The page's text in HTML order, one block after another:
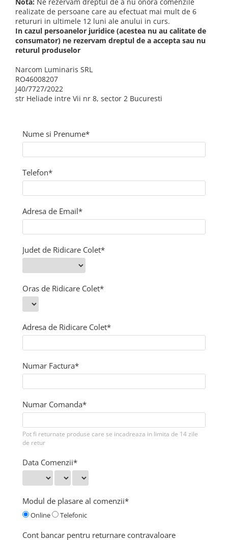
realizate de persoane care au efectuat mai mult de 6
retururi in ultimele 12 luni ale anului in curs.
In cazul persoanelor juridice (acestea nu au calitate de
consumator) ne rezervam dreptul de a accepta sau nu
returul produselor
Narcom Luminaris SRL
RO46008207
J40/7727/2022
str Heliade intre Vii nr 8, sector 2 Bucuresti
Nume si Prenume*
Telefon*
Adresa de Email*
Judet de Ridicare Colet*
Oras de Ridicare Colet*
Adresa de Ridicare Colet*
Numar Factura*
Numar Comanda*
Pot fi returnate produse care se incadreaza in limita de 14 zile
de retur
Data Comenzii*
Modul de plasare al comenzii*
Online Telefonic
Cont bancar pentru returnare contravaloare